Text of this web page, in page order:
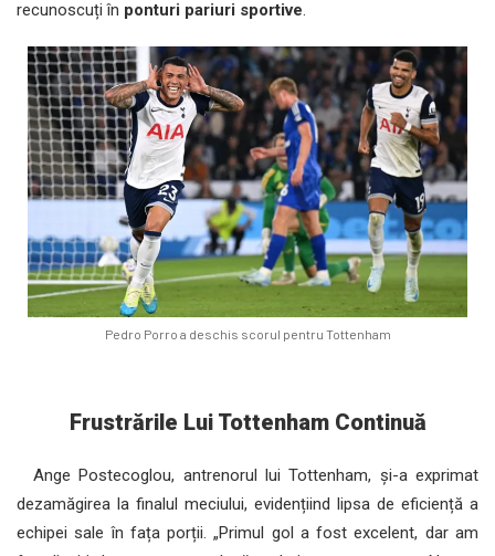
recunoscuți în ponturi pariuri sportive.
Pedro Porro a deschis scorul pentru Tottenham
Frustrările Lui Tottenham Continuă
Ange Postecoglou, antrenorul lui Tottenham, și-a exprimat
dezamăgirea la finalul meciului, evidențiind lipsa de eficiență a
echipei sale în fața porții. „Primul gol a fost excelent, dar am